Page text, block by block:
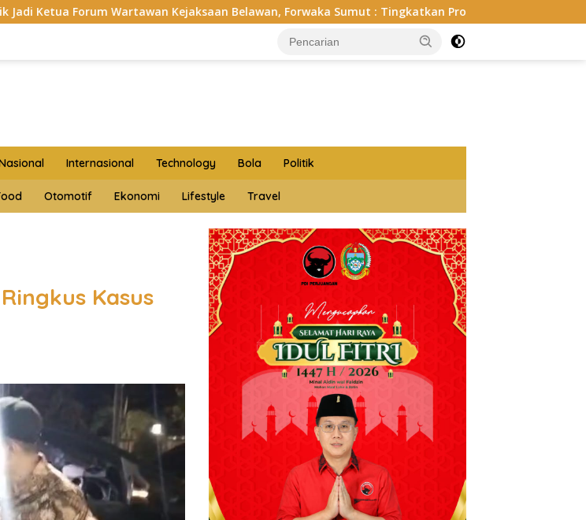
Kejaksaan Belawan, Forwaka Sumut : Tingkatkan Profesionalisme, Pendampingan Hukum
Internasional Technology Bola Politik
Otomotif Ekonomi Lifestyle Travel
Kasus